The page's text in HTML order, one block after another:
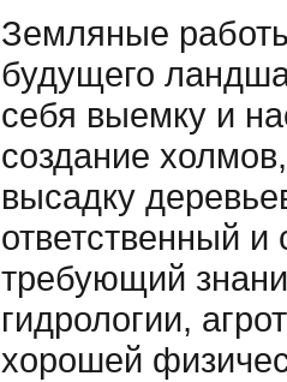
Земляные
будущего
себя выемку и
создание
высадку
ответственный
требующий
гидрологии,
хорошей